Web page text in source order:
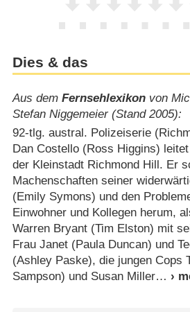
Dies & das
Aus dem Fernsehlexikonvon
Stefan Niggemeier (Stand 2005):
92-tlg. austral. Polizeiserie
Dan Costello (Ross Higgins)
der Kleinstadt Richmond Hill. Er
Machenschaften seiner
(Emily Symons) und den
Einwohner und Kollegen herum,
Warren Bryant (Tim Elston) mit
Frau Janet (Paula Duncan) und
(Ashley Paske), die jungen Cops
Sampson) und Susan Miller